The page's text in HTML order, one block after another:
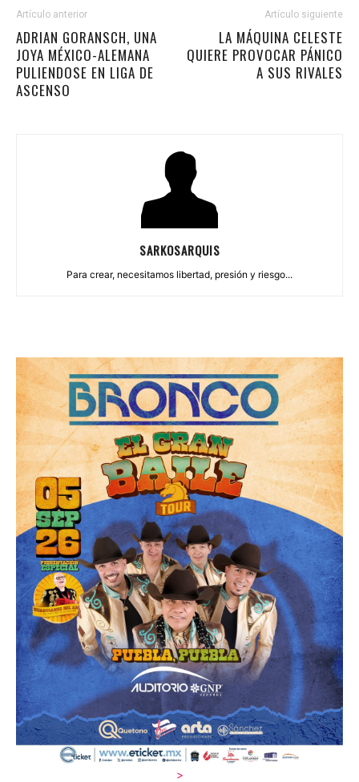
Artículo anterior
ADRIAN GORANSCH, UNA
JOYA MÉXICO-ALEMANA
PULIENDOSE EN LIGA DE
ASCENSO
Artículo siguiente
LA MÁQUINA CELESTE
QUIERE PROVOCAR PÁNICO
A SUS RIVALES
SARKOSARQUIS
Para crear, necesitamos libertad, presión y riesgo...
>